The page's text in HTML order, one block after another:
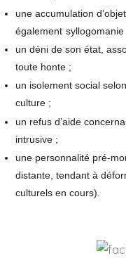
une accumulation
également syllogomanie
un déni de son état,
toute honte ;
un isolement social
culture ;
un refus d’aide
intrusive ;
une personnalité pré-
distante, tendant à
culturels en cours).